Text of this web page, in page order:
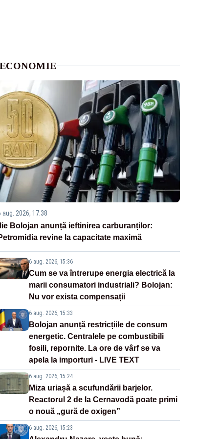
aug. 2026, 17:38
Bolojan anunță ieftinirea carburanților:
revine la capacitate maximă
6 aug. 2026, 15:36
Cum se va întrerupe energia electrică la
marii consumatori industriali? Bolojan:
Nu vor exista compensații
6 aug. 2026, 15:33
Bolojan anunță restricțiile de consum
energetic. Centralele pe combustibili
fosili, repornite. La ore de vârf se va
apela la importuri - LIVE TEXT
6 aug. 2026, 15:24
Miza uriașă a scufundării barjelor.
Reactorul 2 de la Cernavodă poate primi
o nouă „gură de oxigen”
6 aug. 2026, 15:23